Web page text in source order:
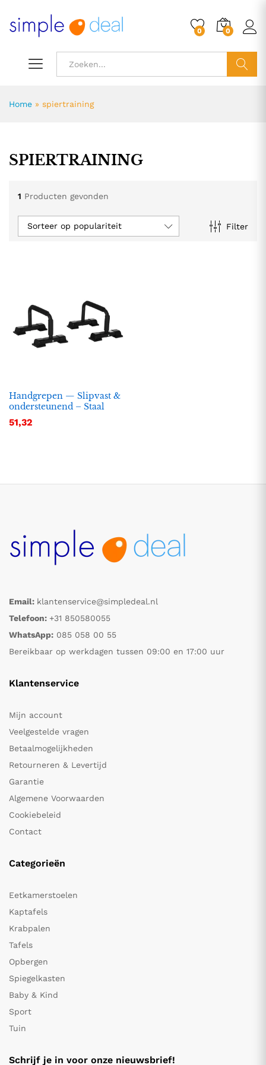
0 0
Home » spiertraining
SPIERTRAINING
1 Producten gevonden
Filter
Sorteer op populariteit
Handgrepen — Slipvast &
ondersteunend – Staal
51,32
Email: klantenservice@simpledeal.nl
Telefoon: +31 850580055
WhatsApp: 085 058 00 55
Bereikbaar op werkdagen tussen 09:00 en 17:00 uur
Klantenservice
Mijn account
Veelgestelde vragen
Betaalmogelijkheden
Retourneren & Levertijd
Garantie
Algemene Voorwaarden
Cookiebeleid
Contact
Categorieën
Eetkamerstoelen
Kaptafels
Krabpalen
Tafels
Opbergen
Spiegelkasten
Baby & Kind
Sport
Tuin
Schrijf je in voor onze nieuwsbrief!